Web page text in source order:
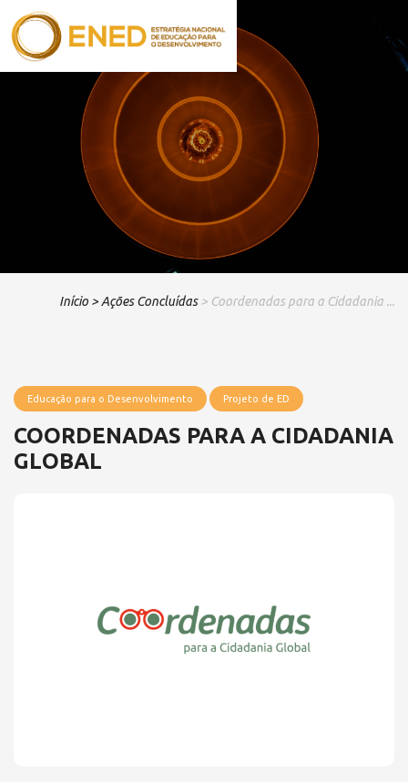
Início > Ações Concluídas > Coordenadas para a Cidadania ...
Educação para o Desenvolvimento Projeto de ED
COORDENADAS PARA A CIDADANIA
GLOBAL